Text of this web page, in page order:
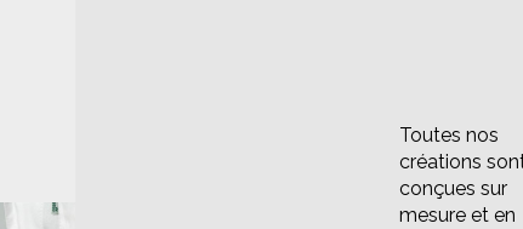
Toutes nos
créations
conçues sur
mesure et en